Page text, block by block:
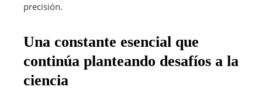
precisión.
Una constante esencial que
continúa planteando desafíos a la
ciencia